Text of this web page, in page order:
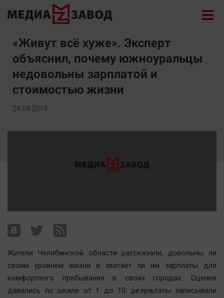
Новости
Экономика
Происшествия
Общество
Политика
Архив
Наша победа
Политика
Экономика
Происшествия
«Живут всё хуже». Эксперт
объяснил, почему южноуральцы
недовольны зарплатой и
стоимостью жизни
24.09.2019
Жители Челябинской области рассказали, довольны ли
своим уровнем жизни и хватает ли им зарплаты для
комфортного пребывания в своих городах. Оценки
давались по шкале от 1 до 10, результаты записывали